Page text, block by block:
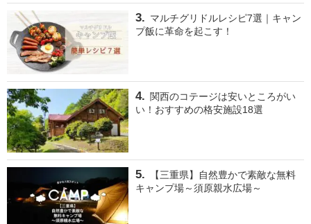
マルチグリドルレシピ7選｜キャン
プ飯に革命を起こす！
関西のコテージは安いところがい
い！おすすめの格安施設18選
【三重県】自然豊かで素敵な無料
キャンプ場～須原親水広場～